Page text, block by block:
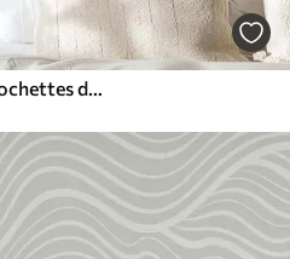
Petites fleurs en forme de clochettes dans une palette rose-vert